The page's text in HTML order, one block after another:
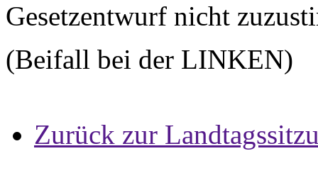
Gesetzentwurf nicht
(Beifall bei der LINKEN)
Zurück zur